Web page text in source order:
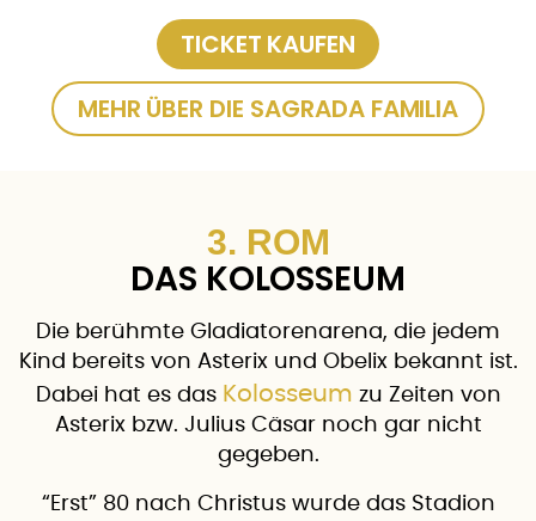
TICKET KAUFEN
MEHR ÜBER DIE SAGRADA FAMILIA
3. ROM
DAS KOLOSSEUM
Die berühmte Gladiatorenarena, die jedem
Kind bereits von Asterix und Obelix bekannt ist.
Dabei hat es das Kolosseum zu Zeiten von
Asterix bzw. Julius Cäsar noch gar nicht
gegeben.
“Erst” 80 nach Christus wurde das Stadion